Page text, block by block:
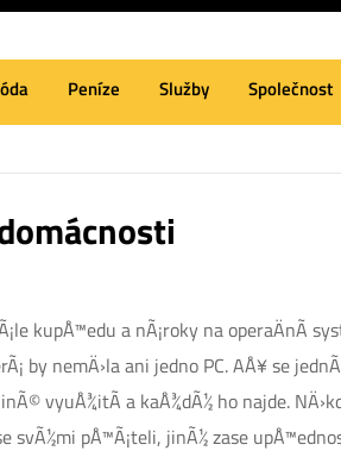
Peníze Služby Společnost
kupÅ™edu a nÃ¡roky na operaÄnÃ­
by nemÄ›la ani jedno PC. AÅ¥ se
vyuÅ¾itÃ­ a kaÅ¾dÃ½ ho najde.
pÅ™Ã¡teli, jinÃ½ zase